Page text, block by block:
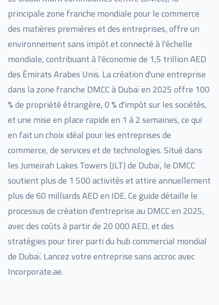
principale zone franche mondiale pour le commerce
des matières premières et des entreprises, offre un
environnement sans impôt et connecté à l'échelle
mondiale, contribuant à l'économie de 1,5 trillion AED
des Émirats Arabes Unis. La création d'une entreprise
dans la zone franche DMCC à Dubaï en 2025 offre 100
% de propriété étrangère, 0 % d'impôt sur les sociétés,
et une mise en place rapide en 1 à 2 semaines, ce qui
en fait un choix idéal pour les entreprises de
commerce, de services et de technologies. Situé dans
les Jumeirah Lakes Towers (JLT) de Dubaï, le DMCC
soutient plus de 1 500 activités et attire annuellement
plus de 60 milliards AED en IDE. Ce guide détaille le
processus de création d'entreprise au DMCC en 2025,
avec des coûts à partir de 20 000 AED, et des
stratégies pour tirer parti du hub commercial mondial
de Dubaï. Lancez votre entreprise sans accroc avec
Incorporate.ae.